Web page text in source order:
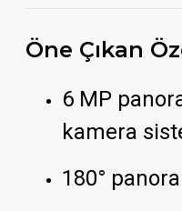
Öne Çıkan
6 MP
kamera
180°